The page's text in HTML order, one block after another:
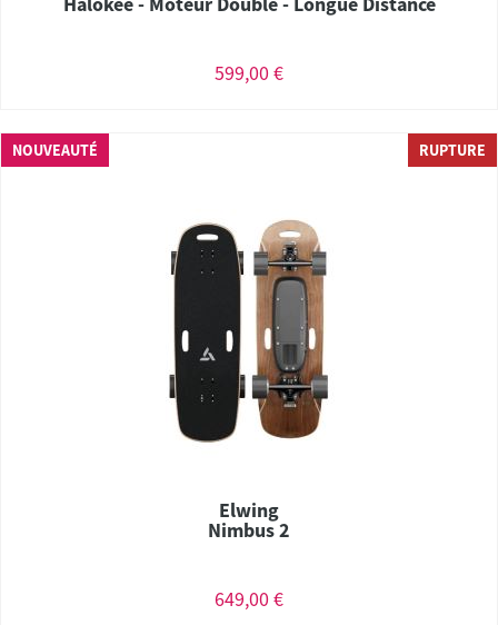
599,00 €
NOUVEAUTÉ RUPTURE
Elwing
Nimbus 2
649,00 €